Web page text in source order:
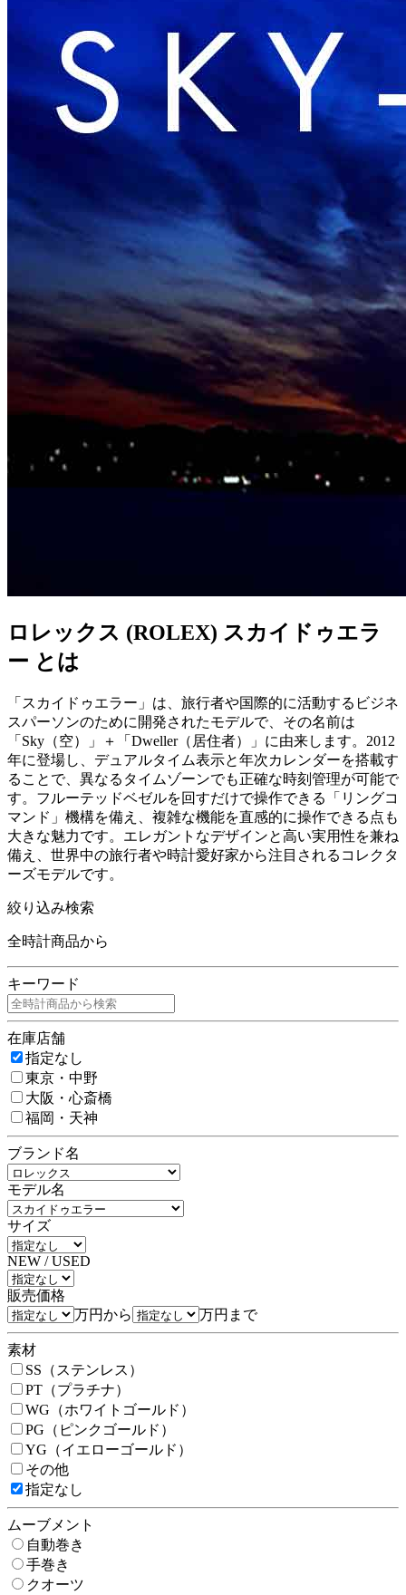
ロレックス (ROLEX) スカイドゥエラ
ー とは
「スカイドゥエラー」は、旅行者や国際的に活動するビジネ
スパーソンのために開発されたモデルで、その名前は
「Sky（空）」＋「Dweller（居住者）」に由来します。2012
年に登場し、デュアルタイム表示と年次カレンダーを搭載す
ることで、異なるタイムゾーンでも正確な時刻管理が可能で
す。フルーテッドベゼルを回すだけで操作できる「リングコ
マンド」機構を備え、複雑な機能を直感的に操作できる点も
大きな魅力です。エレガントなデザインと高い実用性を兼ね
備え、世界中の旅行者や時計愛好家から注目されるコレクタ
ーズモデルです。
絞り込み検索
全時計商品から
キーワード
在庫店舗
指定なし
東京・中野
大阪・心斎橋
福岡・天神
ブランド名
モデル名
サイズ
NEW / USED
販売価格
万円から
万円まで
素材
SS（ステンレス）
PT（プラチナ）
WG（ホワイトゴールド）
PG（ピンクゴールド）
YG（イエローゴールド）
その他
指定なし
ムーブメント
自動巻き
手巻き
クオーツ